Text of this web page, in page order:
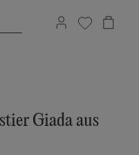
Giada aus